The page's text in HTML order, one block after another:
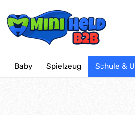
Baby Spielzeug Schule &